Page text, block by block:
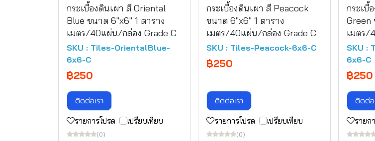
กระเบื้องดินเผา สี Oriental
Blue ขนาด 6"x6" 1 ตาราง
เมตร/40แผ่น/กล่อง Grade C
SKU : Tiles-OrientalBlue-
6x6-C
฿250
ติดต่อเรา
รายการโปรด เปรียบเทียบ
(0)
กระเบื้องดินเผา สี Peacock
ขนาด 6"x6" 1 ตาราง
เมตร/40แผ่น/กล่อง Grade C
SKU : Tiles-Peacock-6x6-C
฿250
ติดต่อเรา
รายการโปรด เปรียบเทียบ
(0)
กระเบื้
Green
เมตร/
SKU :
6x6-C
฿250
ติดต่อ
รายก